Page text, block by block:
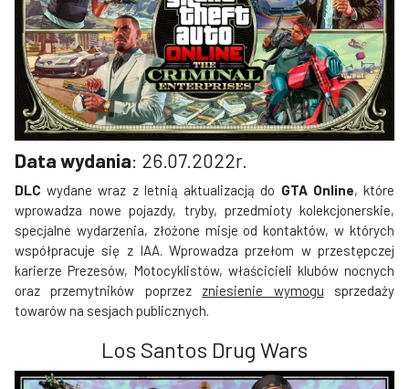
Data wydania: 26.07.2022r.
DLC wydane wraz z letnią aktualizacją do GTA Online, które
wprowadza nowe pojazdy, tryby, przedmioty kolekcjonerskie,
specjalne wydarzenia, złożone misje od kontaktów, w których
współpracuje się z IAA. Wprowadza przełom w przestępczej
karierze Prezesów, Motocyklistów, właścicieli klubów nocnych
oraz przemytników poprzez zniesienie wymogu sprzedaży
towarów na sesjach publicznych.
Los Santos Drug Wars